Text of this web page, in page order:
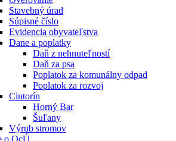
Stavebný úrad
Súpisné číslo
Evidencia obyvateľstva
Dane a poplatky
Daň z nehnuteľností
Daň za psa
Poplatok za komunálny odpad
Poplatok za rozvoj
Cintorín
Horný Bar
Šuľany
Výrub stromov
o OcÚ